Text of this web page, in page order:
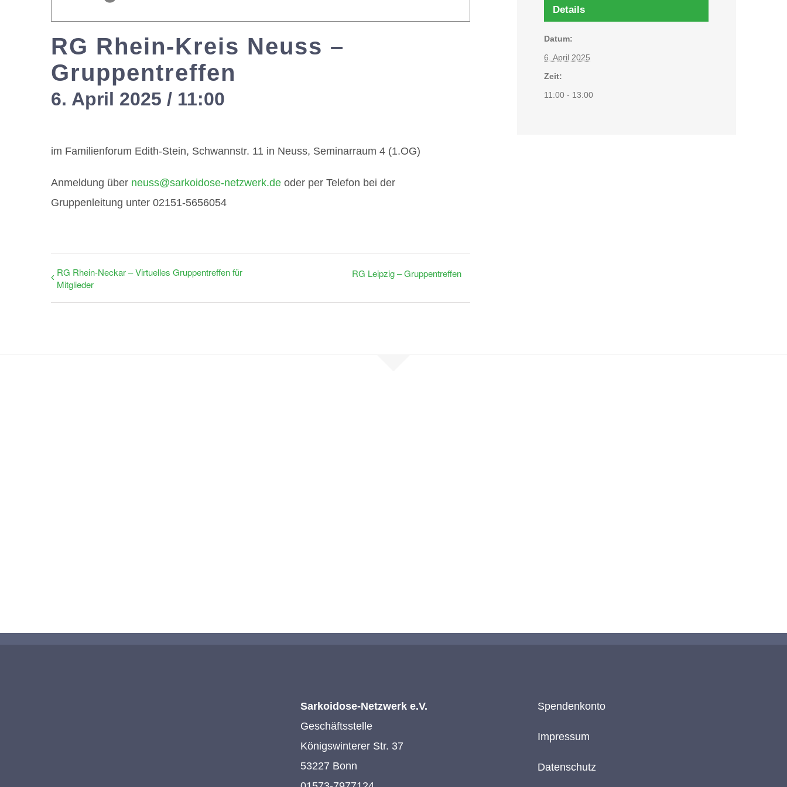
RG Rhein-Kreis Neuss –
Gruppentreffen
6. April 2025 / 11:00
im Familienforum Edith-Stein, Schwannstr. 11 in Neuss, Seminarraum 4 (1.OG)
Anmeldung über neuss@sarkoidose-netzwerk.deoder per Telefon bei der
Gruppenleitung unter 02151-5656054
RG Rhein-Neckar – Virtuelles Gruppentreffen für
Mitglieder
RG Leipzig – Gruppentreffen
Details
Datum:
6. April 2025
Zeit:
11:00 - 13:00
Sarkoidose-Netzwerk e.V.
Geschäftsstelle
Königswinterer Str. 37
53227 Bonn
Spendenkonto
Impressum
Datenschutz